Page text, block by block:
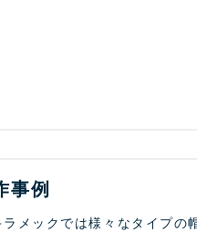
事例
メックでは様々なタイプの